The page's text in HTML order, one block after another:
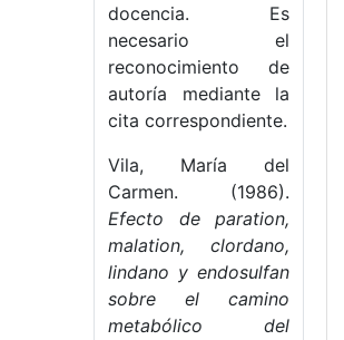
docencia. Es
necesario el
reconocimiento de
autoría mediante la
cita correspondiente.
Vila, María del
Carmen. (1986).
Efecto de paration,
malation, clordano,
lindano y endosulfan
sobre el camino
metabólico del